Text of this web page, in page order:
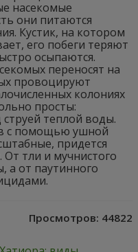
насекомые
они питаются
Кустик, на котором
его побеги теряют
осыпаются.
переносят на
провоцируют
колониях
просты:
теплой воды.
с помощью ушной
придется
тли и мучнистого
а от паутинного
Просмотров: 44822